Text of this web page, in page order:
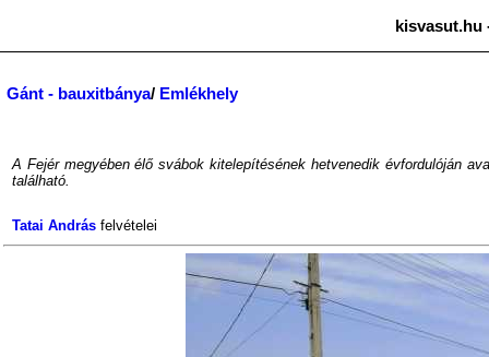
kisvasut.hu
Gánt - bauxitbánya/ Emlékhely
A Fejér megyében élő svábok kitelepítésének hetvenedik évfordulóján
található.
Tatai András felvételei